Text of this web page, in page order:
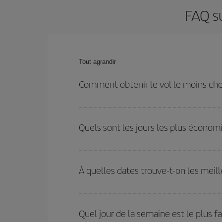
FAQ
Tout agrandir
Comment obtenir le vol le moins
dates et les horaires de votre aller-retour.
Quels sont les jours les plus
vous partez, où vous voulez aller et à quelles
mais également pour les jours proches
À quelles dates trouve-t-on les
et des vacances scolaires sont en haute saison.
pourrez bénéficier des meilleurs prix.
Quel jour de la semaine est le plus